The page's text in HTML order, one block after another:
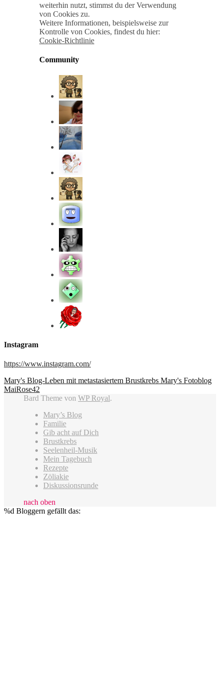
weiterhin nutzt, stimmst du der Verwendung
von Cookies zu.
Weitere Informationen, beispielsweise zur
Kontrolle von Cookies, findest du hier:
Cookie-Richtlinie
Community
Instagram
https://www.instagram.com/
Mary's Blog-Leben mit metastasiertem Brustkrebs Mary's Fotoblog
MaiRose42
Bard Theme von WP Royal.
Mary’s Blog
Familie
Gib acht auf Dich
Brustkrebs
Seelenheil-Musik
Mein Tagebuch
Rezepte
Zöliakie
Diskussionsrunde
nach oben
%d Bloggern gefällt das: